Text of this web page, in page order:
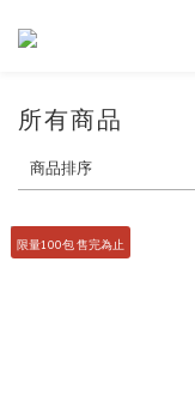
所有商品
商品排序
限量100包 售完為止